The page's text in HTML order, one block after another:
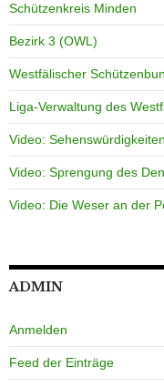
Schützenkreis Minden
Bezirk 3 (OWL)
Westfälischer
Liga-Verwaltung des
Video:
Video: Sprengung des
Video: Die Weser an der
ADMIN
Anmelden
Feed der Einträge